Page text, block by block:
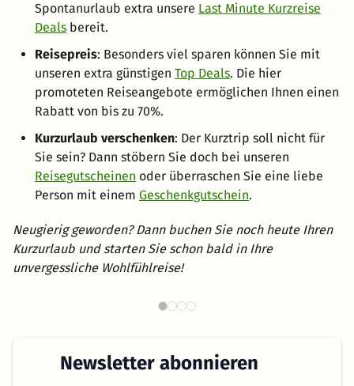
Spontanurlaub extra unsere Last Minute Kurzreise
Deals bereit.
Reisepreis: Besonders viel sparen können Sie mit
unseren extra günstigen Top Deals. Die hier
promoteten Reiseangebote ermöglichen Ihnen einen
Rabatt von bis zu 70%.
Kurzurlaub verschenken: Der Kurztrip soll nicht für
Sie sein? Dann stöbern Sie doch bei unseren
Reisegutscheinen oder überraschen Sie eine liebe
Person mit einem Geschenkgutschein.
Neugierig geworden? Dann buchen Sie noch heute Ihren
Kurzurlaub und starten Sie schon bald in Ihre
unvergessliche Wohlfühlreise!
Newsletter abonnieren